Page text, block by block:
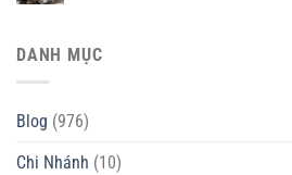
DANH MỤC
Blog (976)
Chi Nhánh (10)